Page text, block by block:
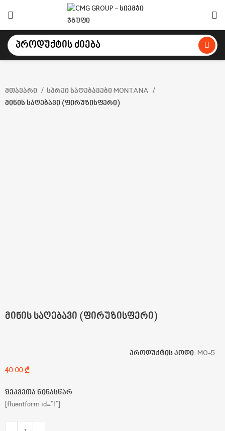
მთავარი
სპრეი საღებავები MONTANA
მინის საღებავი (ფირუზისფერი)
მინის საღებავი (ფირუზისფერი)
პროდუქტის კოდი: MO-5
₾
შეკვეთა წინასწარ
[fluentform id="1"]